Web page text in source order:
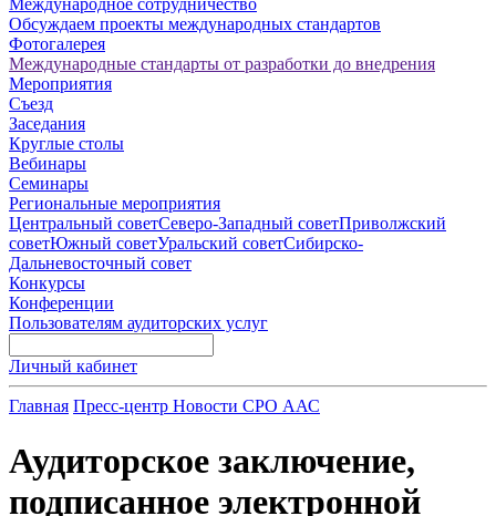
Международное сотрудничество
Обсуждаем проекты международных стандартов
Фотогалерея
Международные стандарты от разработки до внедрения
Мероприятия
Съезд
Заседания
Круглые столы
Вебинары
Семинары
Региональные мероприятия
Центральный советСеверо-Западный советПриволжский
советЮжный советУральский советСибирско-
Дальневосточный совет
Конкурсы
Конференции
Пользователям аудиторских услуг
Личный кабинет
Главная Пресс-центр Новости СРО ААС
Аудиторское заключение,
подписанное электронной